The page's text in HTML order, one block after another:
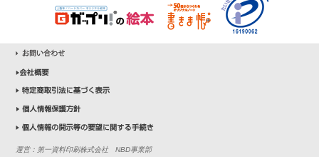
運営：第一資料印刷株式会社 NBD事業部